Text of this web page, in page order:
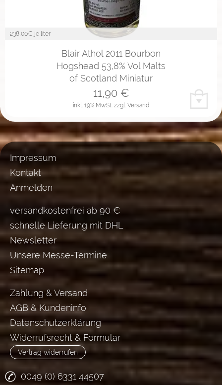
238,00€ je liter
Blair Athol 2011 Bourbon
Hogshead 53,8% Vol Malts
of Scotland Miniatur
inkl. 19% MwSt. zzgl. Versand
11,90€
Impressum
Kontakt
Anmelden
versandkostenfrei ab 90 €
schnelle Lieferung mit DHL
Newsletter
Unsere Messe-Termine
Sitemap
Zahlung & Versand
AGB & Kundeninfo
Datenschutzerklärung
Widerrufsrecht & Formular
Vertrag widerrufen
0049 (0) 6331 44507